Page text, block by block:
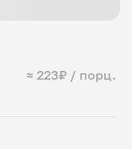
≈ 223₽ / порц.